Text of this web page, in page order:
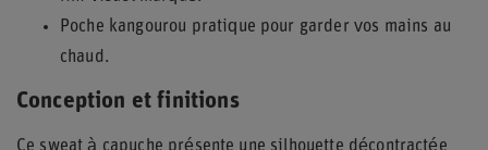
Poche kangourou pratique pour garder vos mains au
chaud.
Conception et finitions